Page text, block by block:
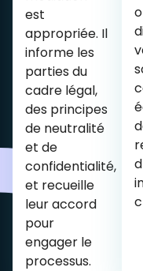
est
appropriée. Il
informe les
parties du
cadre légal,
des principes
de neutralité
et de
confidentialité,
et recueille
leur accord
pour
engager le
processus.